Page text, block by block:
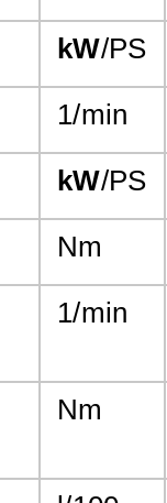
kW/PS
1/min
kW/PS
Nm
1/min
Nm